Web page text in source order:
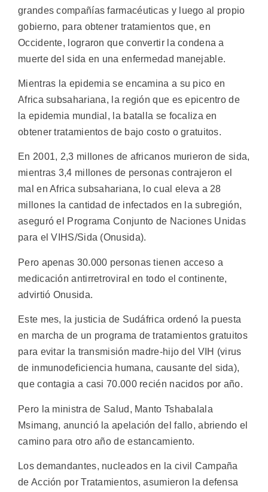
grandes compañías farmacéuticas y luego al propio
gobierno, para obtener tratamientos que, en
Occidente, lograron que convertir la condena a
muerte del sida en una enfermedad manejable.
Mientras la epidemia se encamina a su pico en
Africa subsahariana, la región que es epicentro de
la epidemia mundial, la batalla se focaliza en
obtener tratamientos de bajo costo o gratuitos.
En 2001, 2,3 millones de africanos murieron de sida,
mientras 3,4 millones de personas contrajeron el
mal en Africa subsahariana, lo cual eleva a 28
millones la cantidad de infectados en la subregión,
aseguró el Programa Conjunto de Naciones Unidas
para el VIHS/Sida (Onusida).
Pero apenas 30.000 personas tienen acceso a
medicación antirretroviral en todo el continente,
advirtió Onusida.
Este mes, la justicia de Sudáfrica ordenó la puesta
en marcha de un programa de tratamientos gratuitos
para evitar la transmisión madre-hijo del VIH (virus
de inmunodeficiencia humana, causante del sida),
que contagia a casi 70.000 recién nacidos por año.
Pero la ministra de Salud, Manto Tshabalala
Msimang, anunció la apelación del fallo, abriendo el
camino para otro año de estancamiento.
Los demandantes, nucleados en la civil Campaña
de Acción por Tratamientos, asumieron la defensa